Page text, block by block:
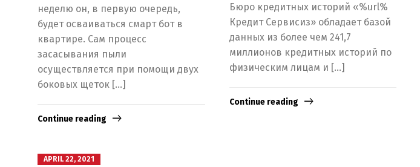
неделю он, в первую очередь,
будет осваиваться смарт бот в
квартире. Сам процесс
засасывания пыли
осуществляется при помощи двух
боковых щеток […]
Continue reading
Бюро кредитных историй «%url%
Кредит Сервисиз» обладает базой
данных из более чем 241,7
миллионов кредитных историй по
физическим лицам и […]
Continue reading
APRIL 22, 2021